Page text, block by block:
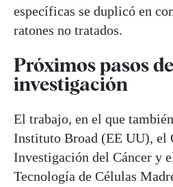
específicas se duplicó en
ratones no tratados.
Próximos pasos
investigación
El trabajo, en el que
Instituto Broad (EE UU), el
Investigación del Cáncer y
Tecnología de Células